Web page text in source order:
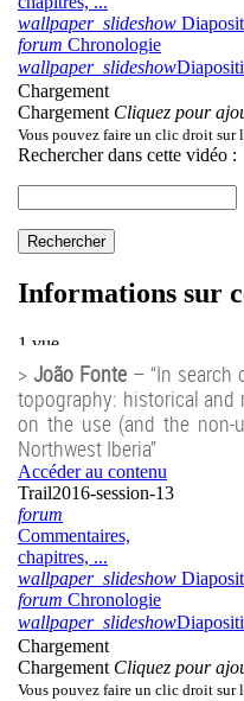
> João Fonte – “In search
topography: historical
on the use (and the non-
Northwest Iberia”